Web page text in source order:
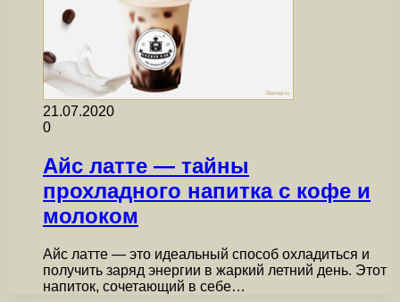
21.07.2020
0
Айс латте — тайны
прохладного напитка с кофе и
молоком
Айс латте — это идеальный способ охладиться и
получить заряд энергии в жаркий летний день. Этот
напиток, сочетающий в себе…